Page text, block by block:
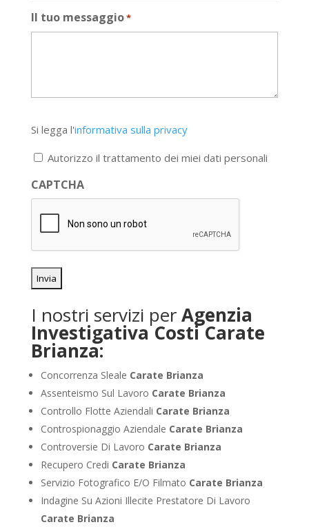
Il tuo messaggio*
legga
l'informativa
privacy
*
Si legga l'informativa sulla privacy
Autorizzo il trattamento dei miei dati personali
CAPTCHA
I nostri servizi perAgenzia
Investigativa Costi Carate
Brianza:
Concorrenza Sleale Carate Brianza
Assenteismo Sul Lavoro Carate Brianza
Controllo Flotte Aziendali Carate Brianza
Controspionaggio Aziendale Carate Brianza
Controversie Di Lavoro Carate Brianza
Recupero Credi Carate Brianza
Servizio Fotografico E/O Filmato Carate Brianza
Indagine Su Azioni Illecite Prestatore Di Lavoro
Carate Brianza